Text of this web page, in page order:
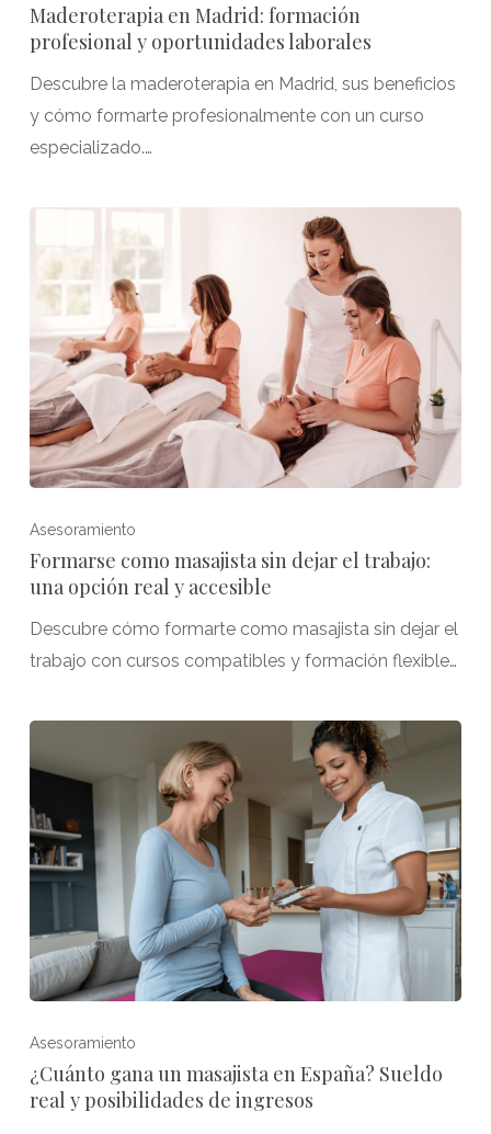
Maderoterapia en Madrid: formación
profesional y oportunidades laborales
Descubre la maderoterapia en Madrid, sus beneficios
y cómo formarte profesionalmente con un curso
especializado.…
Asesoramiento
Formarse como masajista sin dejar el trabajo:
una opción real y accesible
Descubre cómo formarte como masajista sin dejar el
trabajo con cursos compatibles y formación flexible…
Asesoramiento
¿Cuánto gana un masajista en España? Sueldo
real y posibilidades de ingresos